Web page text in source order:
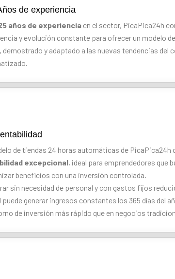
de experiencia
años de experiencia en el sector, PicaPica24h
y evolución constante para ofrecer un modelo
demostrado y adaptado a las nuevas tendencias del
de tiendas 24 horas automáticas de PicaPica24h
excepcional, ideal para emprendedores que
beneficios con una inversión controlada.
sin necesidad de personal y con gastos fijos
puede generar ingresos constantes los 365 días del
de inversión más rápido que en negocios